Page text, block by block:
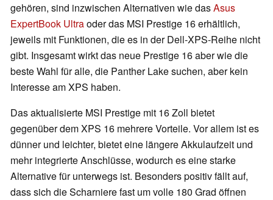
gehören, sind inzwischen Alternativen wie dasAsus
ExpertBook Ultraoder das MSI Prestige 16 erhältlich,
jeweils mit Funktionen, die es in der Dell-XPS-Reihe nicht
gibt. Insgesamt wirkt das neue Prestige 16 aber wie die
beste Wahl für alle, die Panther Lake suchen, aber kein
Interesse am XPS haben.
Das aktualisierte MSI Prestige mit 16 Zoll bietet
gegenüber dem XPS 16 mehrere Vorteile. Vor allem ist es
dünner und leichter, bietet eine längere Akkulaufzeit und
mehr integrierte Anschlüsse, wodurch es eine starke
Alternative für unterwegs ist. Besonders positiv fällt auf,
dass sich die Scharniere fast um volle 180 Grad öffnen